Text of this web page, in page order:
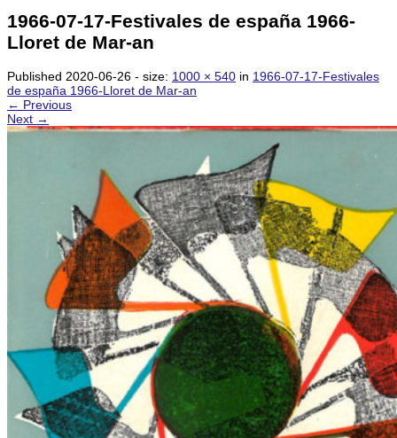
1966-07-17-Festivales de españa 1966-
Lloret de Mar-an
Published 2020-06-26 - size: 1000 × 540 in 1966-07-17-Festivales
de españa 1966-Lloret de Mar-an
← Previous
Next →